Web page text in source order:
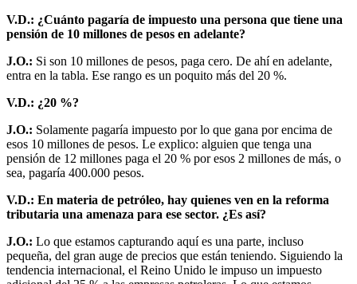
V.D.: ¿Cuánto pagaría de impuesto una persona que tiene una
pensión de 10 millones de pesos en adelante?
J.O.: Si son 10 millones de pesos, paga cero. De ahí en adelante,
entra en la tabla. Ese rango es un poquito más del 20 %.
V.D.: ¿20 %?
J.O.: Solamente pagaría impuesto por lo que gana por encima de
esos 10 millones de pesos. Le explico: alguien que tenga una
pensión de 12 millones paga el 20 % por esos 2 millones de más, o
sea, pagaría 400.000 pesos.
V.D.: En materia de petróleo, hay quienes ven en la reforma
tributaria una amenaza para ese sector. ¿Es así?
J.O.: Lo que estamos capturando aquí es una parte, incluso
pequeña, del gran auge de precios que están teniendo. Siguiendo la
tendencia internacional, el Reino Unido le impuso un impuesto